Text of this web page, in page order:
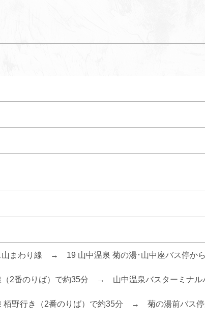
まわり線 → 19 山中温泉 菊の湯･山中座バス停か
2番のりば）で約35分 → 山中温泉バスターミナル
栢野行き（2番のりば）で約35分 → 菊の湯前バス停